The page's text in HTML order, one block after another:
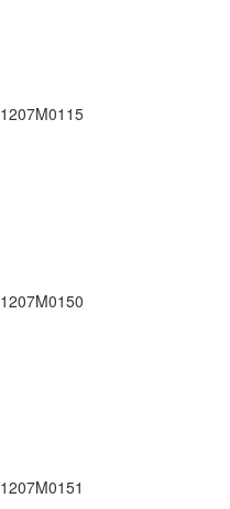
1207M0115
1207M0150
1207M0151